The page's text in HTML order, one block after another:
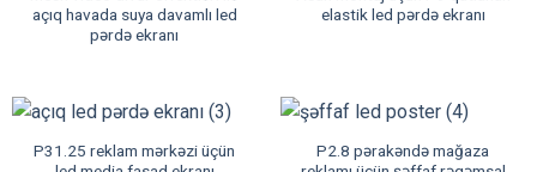
açıq havada suya davamlı led
pərdə ekranı
elastik led pərdə ekranı
P31.25 reklam mərkəzi üçün
P2.8 pərakəndə mağaza